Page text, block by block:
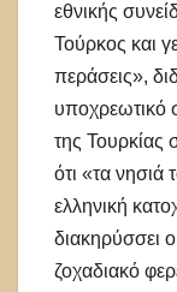
εθνικής
Τούρκος και
περάσεις»,
υποχρεωτικό
της Τουρκίας
ότι «τα νησιά
ελληνική
διακηρύσσει
ζοχαδιακό